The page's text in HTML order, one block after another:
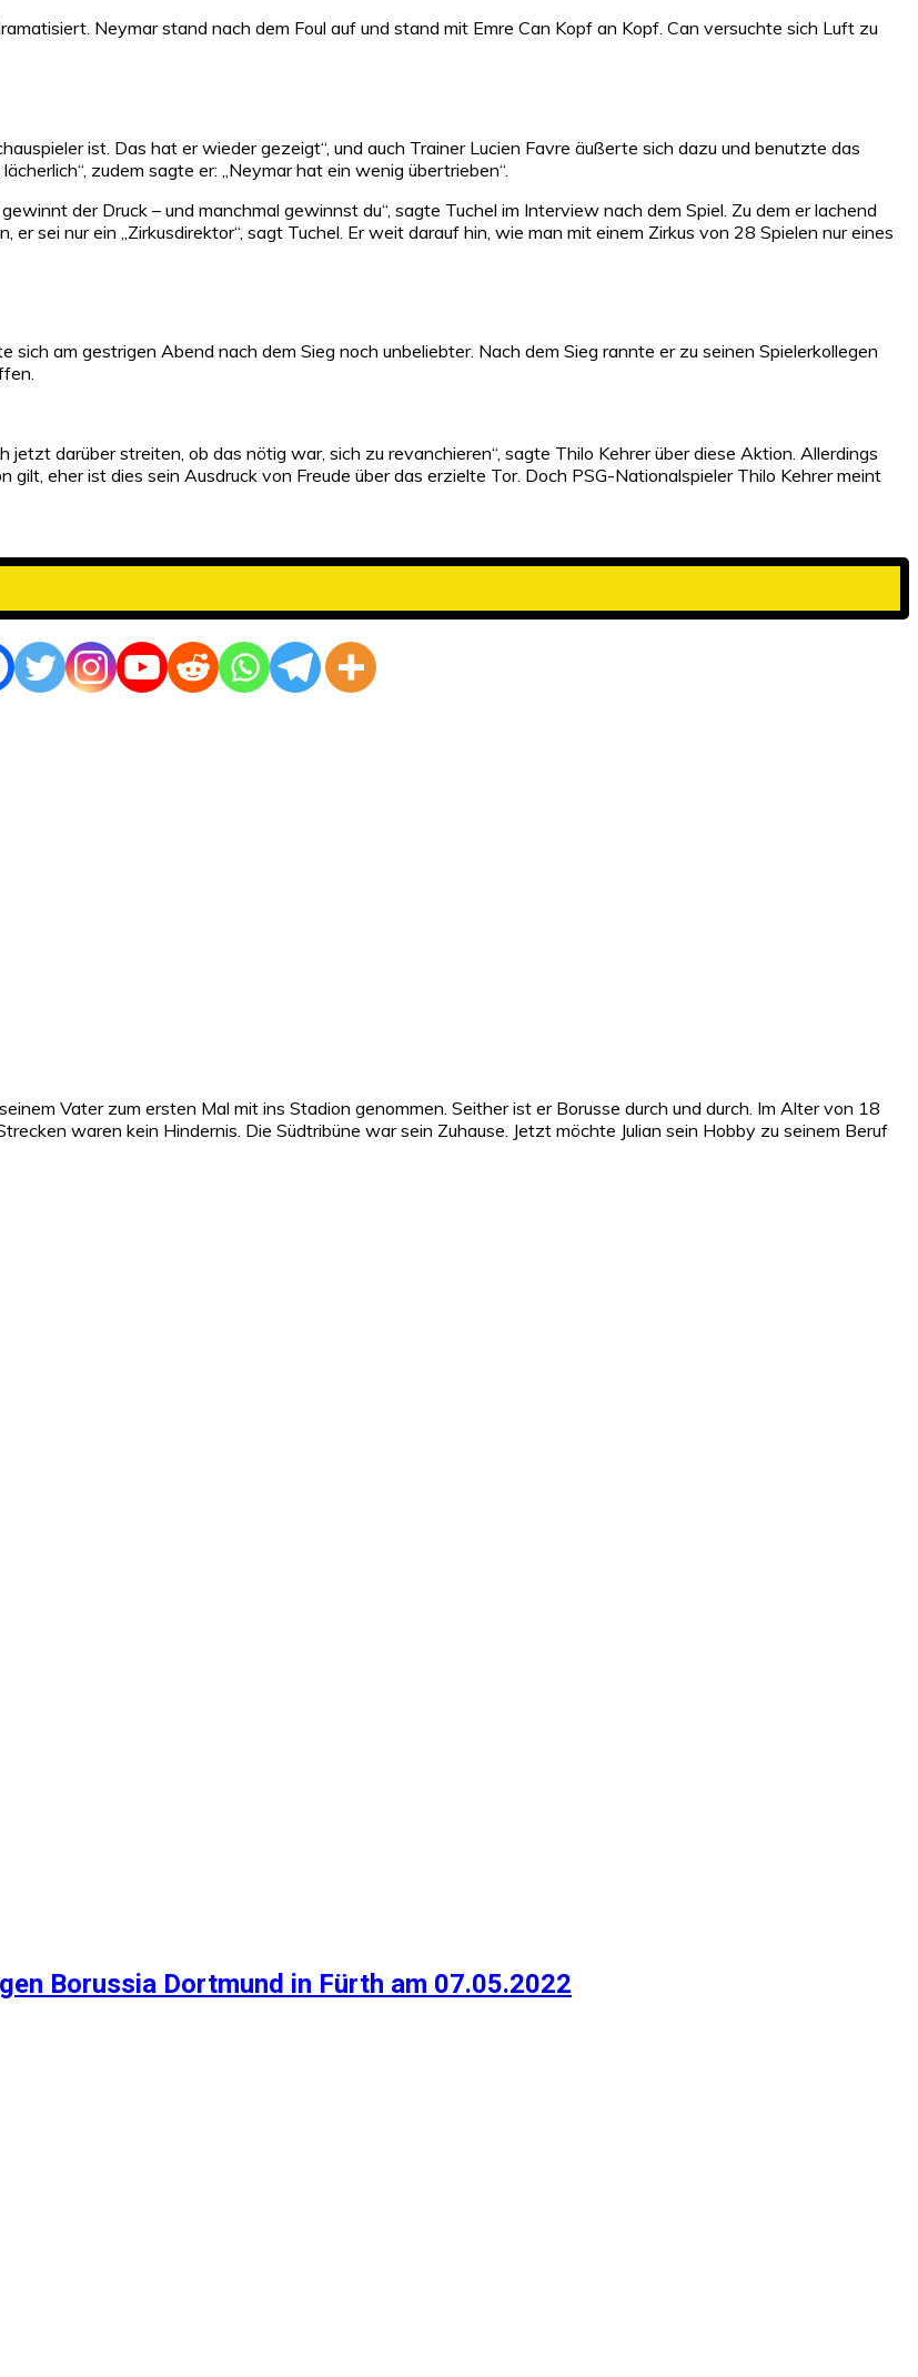
Neymar stand nach dem Foul auf und stand mit Emre Can Kopf an Kopf. Can versuchte sich Luft zu
ist. Das hat er wieder gezeigt“, und auch Trainer Lucien Favre äußerte sich dazu und benutzte das
zudem sagte er: „Neymar hat ein wenig übertrieben“.
der Druck – und manchmal gewinnst du“, sagte Tuchel im Interview nach dem Spiel. Zu dem er lachend
sei nur ein „Zirkusdirektor“, sagt Tuchel. Er weit darauf hin, wie man mit einem Zirkus von 28 Spielen nur eines
am gestrigen Abend nach dem Sieg noch unbeliebter. Nach dem Sieg rannte er zu seinen Spielerkollegen
darüber streiten, ob das nötig war, sich zu revanchieren“, sagte Thilo Kehrer über diese Aktion. Allerdings
eher ist dies sein Ausdruck von Freude über das erzielte Tor. Doch PSG-Nationalspieler Thilo Kehrer meint
Vater zum ersten Mal mit ins Stadion genommen. Seither ist er Borusse durch und durch. Im Alter von 18
waren kein Hindernis. Die Südtribüne war sein Zuhause. Jetzt möchte Julian sein Hobby zu seinem Beruf
Borussia Dortmund in Fürth am 07.05.2022